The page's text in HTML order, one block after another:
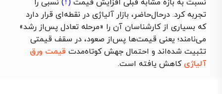
نسبت به بازه مشابه قبلی افزایش قیمت (↑) نسبی را
تجربه کرد. درحال‌حاضر، بازار آلیاژی در نقطه‌ای قرار دارد
که بسیاری از کارشناسان آن را «مرحله تعادل پس‌از رشد»
می‌نامند؛ یعنی قیمت‌ها پس‌از صعود، در سقف قیمتی
تثبیت شده‌اند و احتمال جهش کوتاه‌مدت قیمت ورق
آلیاژی کاهش یافته است.